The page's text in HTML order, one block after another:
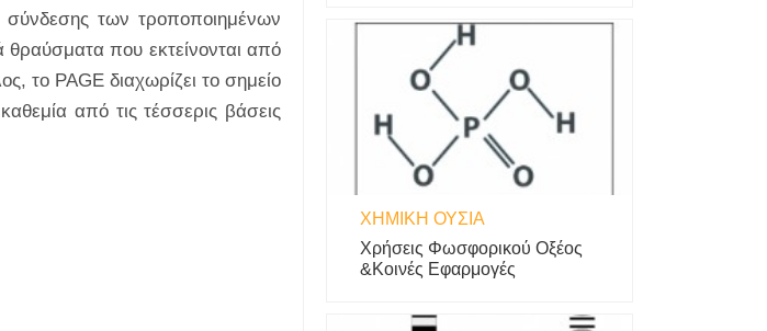
σύνδεσης των τροποποιημένων
θραύσματα που εκτείνονται από
το PAGE διαχωρίζει το σημείο
από τις τέσσερις βάσεις
ΧΗΜΙΚΉ ΟΥΣΊΑ
Χρήσεις Φωσφορικού Οξέος
&Κοινές Εφαρμογές